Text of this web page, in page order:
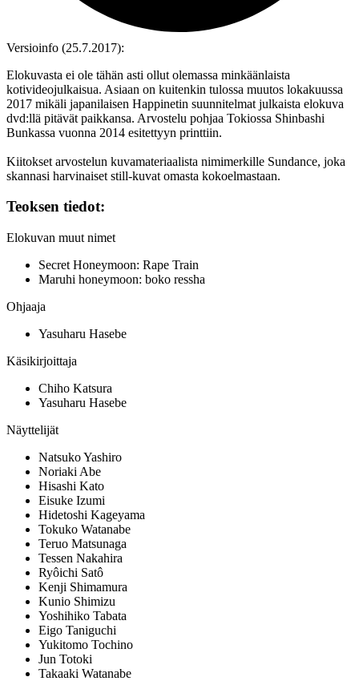
Versioinfo (25.7.2017):
Elokuvasta ei ole tähän asti ollut olemassa minkäänlaista
kotivideojulkaisua. Asiaan on kuitenkin tulossa muutos lokakuussa
2017 mikäli japanilaisen Happinetin suunnitelmat julkaista elokuva
dvd:llä pitävät paikkansa. Arvostelu pohjaa Tokiossa Shinbashi
Bunkassa vuonna 2014 esitettyyn printtiin.
Kiitokset arvostelun kuvamateriaalista nimimerkille Sundance, joka
skannasi harvinaiset still-kuvat omasta kokoelmastaan.
Teoksen tiedot:
Elokuvan muut nimet
Secret Honeymoon: Rape Train
Maruhi honeymoon: boko ressha
Ohjaaja
Yasuharu Hasebe
Käsikirjoittaja
Chiho Katsura
Yasuharu Hasebe
Näyttelijät
Natsuko Yashiro
Noriaki Abe
Hisashi Kato
Eisuke Izumi
Hidetoshi Kageyama
Tokuko Watanabe
Teruo Matsunaga
Tessen Nakahira
Ryôichi Satô
Kenji Shimamura
Kunio Shimizu
Yoshihiko Tabata
Eigo Taniguchi
Yukitomo Tochino
Jun Totoki
Takaaki Watanabe